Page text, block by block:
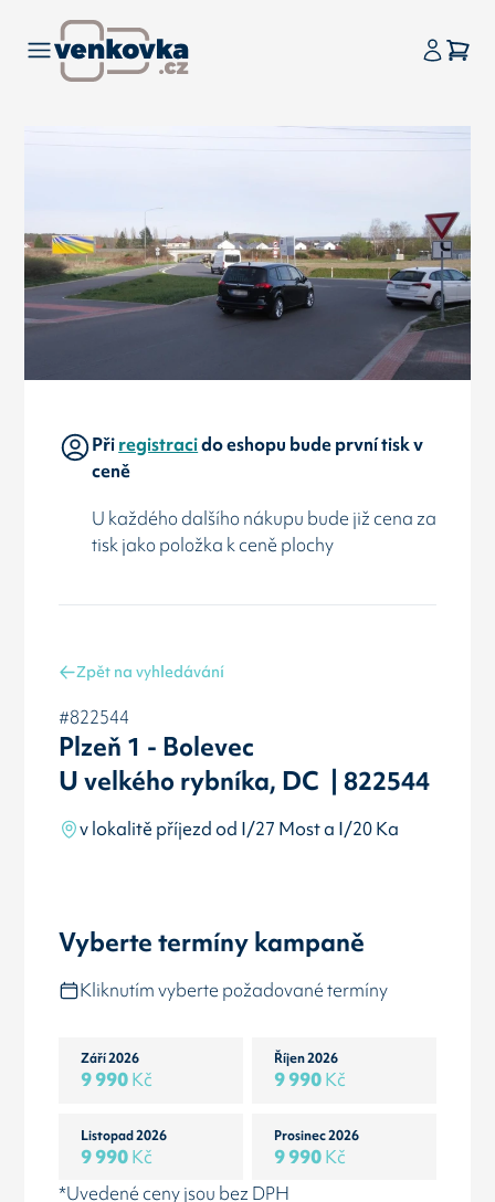
Přiregistracido eshopu bude první tisk v
ceně
U každého dalšího nákupu bude již cena za
tisk jako položka k ceně plochy
Zpět na vyhledávání
#822544
Plzeň 1 - Bolevec
U velkého rybníka, DC | 822544
v lokalitě příjezd od I/27 Most a I/20 Ka
Vyberte termíny kampaně
Kliknutím vyberte požadované termíny
Září 2026
9 990Kč
Říjen 2026
9 990Kč
Listopad 2026
9 990Kč
Prosinec 2026
9 990Kč
*Uvedené ceny jsou bez DPH